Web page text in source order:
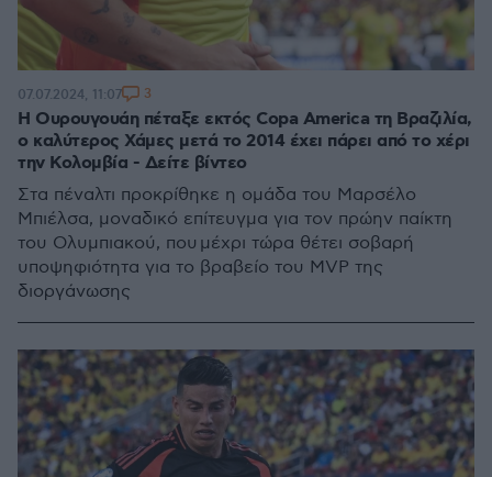
Η Ουρουγουάη πέταξε εκτός Copa America τη Βραζιλία,
ο καλύτερος Χάμες μετά το 2014 έχει πάρει από το χέρι
την Κολομβία - Δείτε βίντεο
Στα πέναλτι προκρίθηκε η ομάδα του Μαρσέλο
Μπιέλσα, μοναδικό επίτευγμα για τον πρώην παίκτη
του Ολυμπιακού, που μέχρι τώρα θέτει σοβαρή
υποψηφιότητα για το βραβείο του MVP της
διοργάνωσης
07.07.2024, 11:07 3